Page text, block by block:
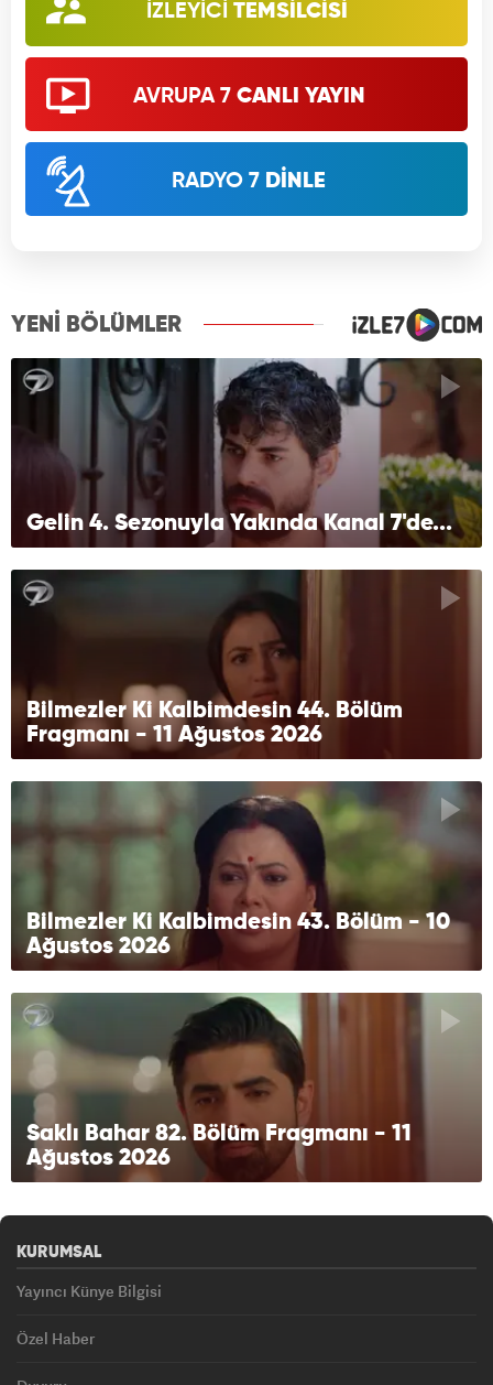
İZLEYİCİ TEMSİLCİSİ
AVRUPA 7 CANLI YAYIN
RADYO 7 DİNLE
YENİ BÖLÜMLER
Gelin 4. Sezonuyla Yakında Kanal 7'de...
Bilmezler Ki Kalbimdesin 44. Bölüm
Fragmanı - 11 Ağustos 2026
Bilmezler Ki Kalbimdesin 43. Bölüm - 10
Ağustos 2026
Saklı Bahar 82. Bölüm Fragmanı - 11
Ağustos 2026
KURUMSAL
Yayıncı Künye Bilgisi
Özel Haber